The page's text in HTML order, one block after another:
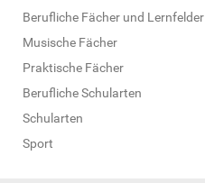
Berufliche Fächer und Lernfelder
Musische Fächer
Praktische Fächer
Berufliche Schularten
Schularten
Sport